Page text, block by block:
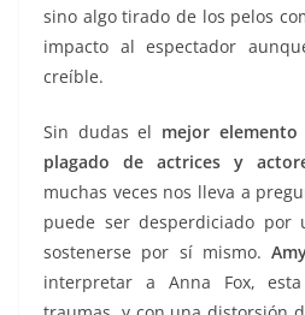
sino algo tirado de los pelos
impacto al espectador
creíble.
Sin dudas el mejor
plagado de actrices y
muchas veces nos lleva a
puede ser desperdiciado
sostenerse por sí mismo.
interpretar a Anna Fox,